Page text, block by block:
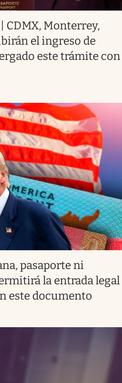
Monterrey,
el ingreso de
este trámite con
pasaporte ni
la entrada legal
este documento